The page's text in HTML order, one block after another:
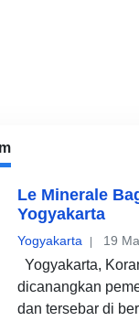
Le Minerale
Yogyakarta
Yogyakarta 19
Yogyakarta,
dicanangkan
dan tersebar di